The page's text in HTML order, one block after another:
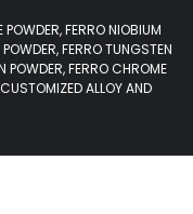
FERRO NIOBIUM
FERRO TUNGSTEN
POWDER, FERRO CHROME
ALLOY AND